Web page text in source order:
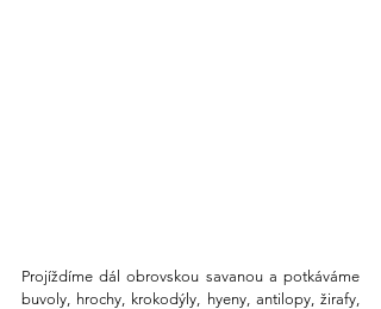
Projíždíme dál obrovskou savanou a potkáváme
buvoly, hrochy, krokodýly, hyeny, antilopy, žirafy,